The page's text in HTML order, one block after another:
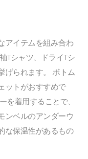
アイテムを組み合わ
Tシャツ、ドライTシ
げられます。 ボトム
ットがおすすめで
を着用することで、
ンベルのアンダーウ
な保温性があるもの